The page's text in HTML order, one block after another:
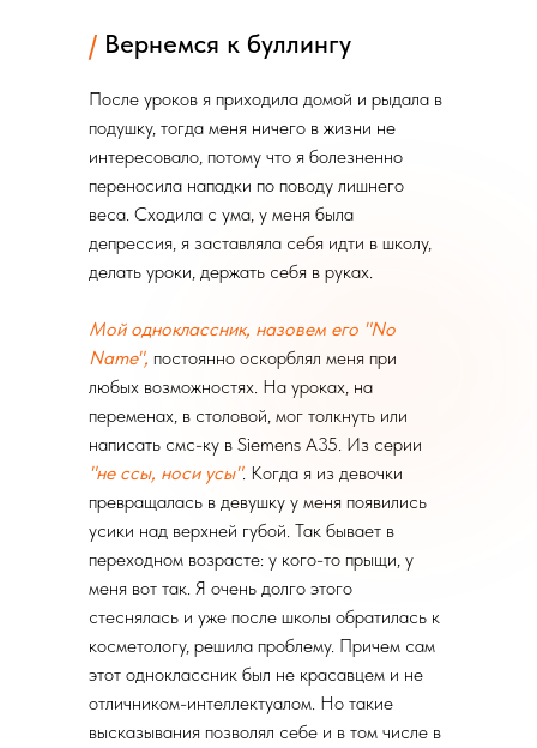
После уроков я приходила домой и рыдала в
подушку, тогда меня ничего в жизни не
интересовало, потому что я болезненно
переносила нападки по поводу лишнего
веса. Сходила с ума, у меня была
депрессия, я заставляла себя идти в школу,
делать уроки, держать себя в руках.
Мой одноклассник, назовем его "No
Name", постоянно оскорблял меня при
любых возможностях. На уроках, на
переменах, в столовой, мог толкнуть или
написать смс-ку в Siemens А35. Из серии
"не ссы, носи усы". Когда я из девочки
превращалась в девушку у меня появились
усики над верхней губой. Так бывает в
переходном возрасте: у кого-то прыщи, у
меня вот так. Я очень долго этого
стеснялась и уже после школы обратилась к
косметологу, решила проблему. Причем сам
этот одноклассник был не красавцем и не
отличником-интеллектуалом. Но такие
высказывания позволял себе и в том числе в
/ Вернемся к буллингу